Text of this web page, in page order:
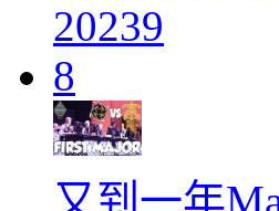
20239
8
又到一年